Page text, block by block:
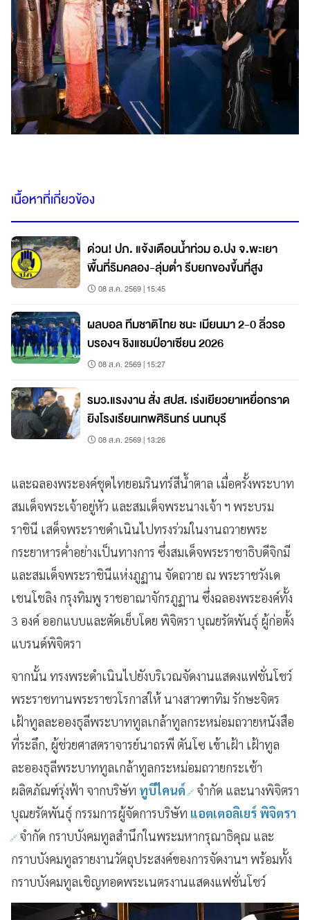
เนื้อหาที่เกี่ยวข้อง
ด่วน! ปภ. แจ้งเตือนน้ำท่วม อ.ปง จ.พะเยา
พื้นที่ริมคลอง-ลุ่มต่ำ รีบยกของขึ้นที่สูง
08 ส.ค. 2569 | 15:45
ผลบอล ทีมชาติไทย ชนะ เมียนมา 2-0 ลิ่วรอ
บรองฯ ชิงแชมป์อาเซียน 2026
08 ส.ค. 2569 | 15:27
รมว.แรงงาน สั่ง สปส. เร่งเยียวยาเหยื่อกราด
ยิงโรงเรียนเทพศิรินทร์ นนทบุรี
08 ส.ค. 2569 | 13:26
และฉลองพระองค์ชุดไทยอมรินทร์สีน้ำตาล เมื่อครั้งพระบาท
สมเด็จพระเจ้าอยู่หัว และสมเด็จพระนางเจ้า ฯ พระบรม
ราชินี เสด็จพระราชดำเนินไปทรงร่วมในงานถวายพระ
กระยาหารค่ำอย่างเป็นทางการ ซึ่งสมเด็จพระราชาธิบดีจิกมี
และสมเด็จพระราชินีแห่งภูฏาน จัดถวาย ณ พระราชวังเด
เชนโชลิง กรุงทิมพู ราชอาณาจักรภูฏาน ซึ่งฉลองพระองค์ทั้ง
3 องค์ ออกแบบและตัดเย็บโดย พิจิตรา บุณยรัตพันธุ์ ผู้ก่อตั้ง
แบรนด์พิจิตรา
จากนั้น ทรงพระดำเนินไปยังบริเวณจัดงานแสดงแฟชั่นโชว์
พระราชทานพระราชวโรกาสให้ นางสาวฑาทิม รักษะจิตร
เฝ้าทูลละอองธุลีพระบาททูลเกล้าทูลกระหม่อมถวายหนังสือ
ที่ระลึก, ผู้ช่วยศาสตราจารย์นาถรพี ตันโซ เข้าเฝ้า เฝ้าทูล
ละอองธุลีพระบาททูลเกล้าทูลกระหม่อมถวายกระเช้า
ผลิตภัณฑ์รุ่งฟ้า จากบริษัท ทูบีไคนด์ จำกัด และนางพิจิตรา
บุณยรัตพันธุ์ กรรมการผู้จัดการบริษัท แอตเตอลิเยร์ พิจิตรา
จำกัด กราบบังคมทูลสำนึกในพระมหากรุณาธิคุณ และ
กราบบังคมทูลรายงานวัตถุประสงค์ของการจัดงานฯ พร้อมทั้ง
กราบบังคมทูลเชิญทอดพระเนตรงานแสดงแฟชั่นโชว์